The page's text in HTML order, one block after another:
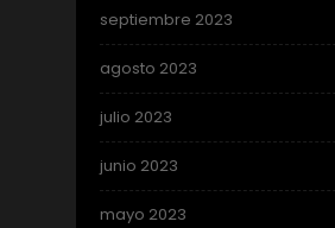
septiembre 2023
agosto 2023
julio 2023
junio 2023
mayo 2023